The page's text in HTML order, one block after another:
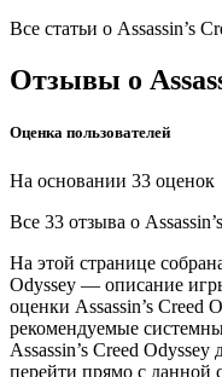
Все статьи о Assassin’s
Отзывы о
Оценка пользователей
На основании 33 оценок
Все 33 отзыва о
На этой странице
Odyssey — описание
оценки Assassin’s Creed
рекомендуемые
Assassin’s Creed
перейти прямо с данной